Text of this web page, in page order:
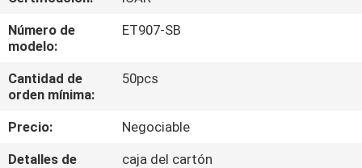
LA
FÁBRICA
DE
Número de
modelo:
ET907-SB
Cantidad de
orden mínima:
50pcs
Precio:
Negociable
Detalles de
caja del cartón